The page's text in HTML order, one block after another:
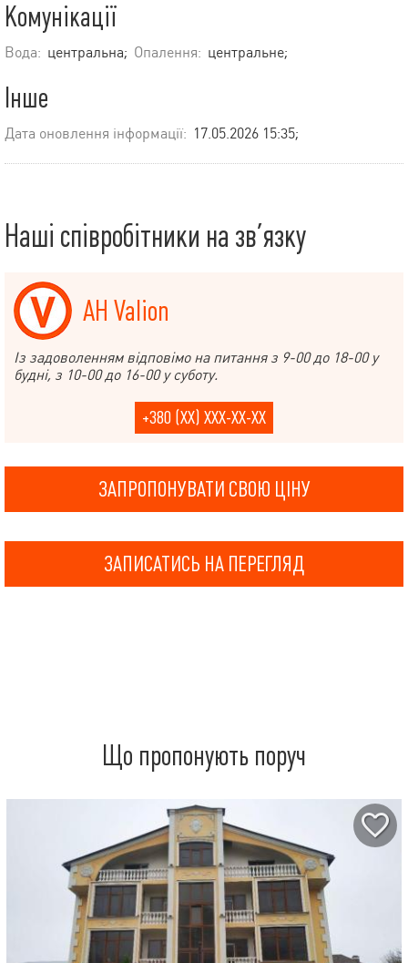
Комунікації
Вода: центральна; Опалення: центральне;
Інше
Дата оновлення інформації: 17.05.2026 15:35;
Наші співробітники на зв’язку
АН Valion
Із задоволенням відповімо на питання з 9-00 до 18-00 у
будні, з 10-00 до 16-00 у суботу.
+380 (XX) XXX-XX-XX
ЗАПРОПОНУВАТИ СВОЮ ЦІНУ
ЗАПИСАТИСЬ НА ПЕРЕГЛЯД
Що пропонують поруч